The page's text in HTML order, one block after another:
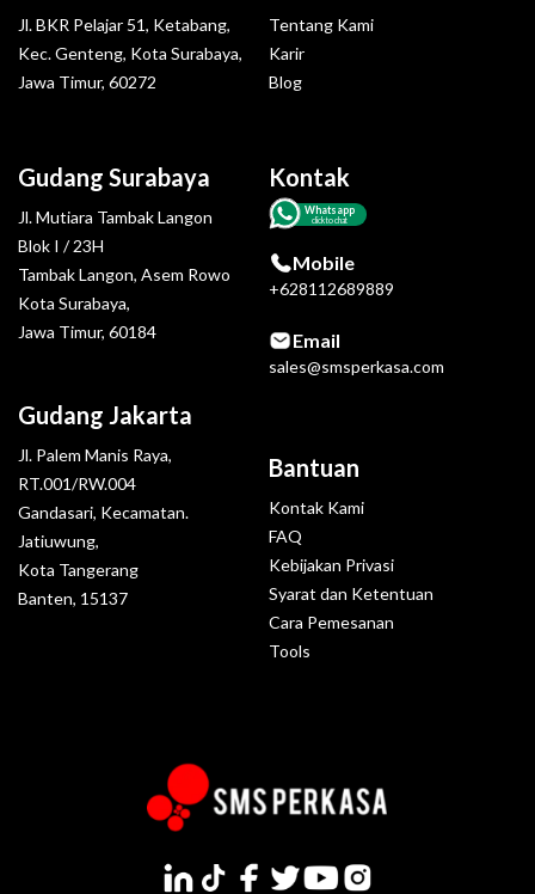
Gudang Surabaya
Jl. Mutiara Tambak Langon
Blok I / 23H
Tambak Langon, Asem Rowo
Kota Surabaya,
Jawa Timur, 60184
Gudang Jakarta
Jl. Palem Manis Raya,
RT.001/RW.004
Gandasari, Kecamatan.
Jatiuwung,
Kota Tangerang
Banten, 15137
Jl. BKR Pelajar 51, Ketabang,
Kec. Genteng, Kota Surabaya,
Jawa Timur, 60272
Kontak
Whatsapp
click to chat
Mobile
+628112689889
Email
sales@smsperkasa.com
Tentang Kami
Karir
Blog
Bantuan
Kontak Kami
FAQ
Kebijakan Privasi
Syarat dan Ketentuan
Cara Pemesanan
Tools